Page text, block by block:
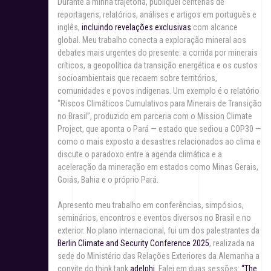
reportagens, relatórios, análises e artigos em português e
inglês, incluindo revelações exclusivas com alcance
global. Meu trabalho conecta a exploração mineral aos
debates mais urgentes do presente: a corrida por minerais
críticos, a geopolítica da transição energética e os custos
socioambientais que recaem sobre territórios,
comunidades e povos indígenas. Um exemplo é o relatório
“Riscos Climáticos Cumulativos para Minerais de Transição
no Brasil”, produzido em parceria com o Mission Climate
Project, que aponta o Pará — estado que sediou a COP30 —
como o mais exposto a desastres relacionados ao clima e
discute o paradoxo entre a agenda climática e a
aceleração da mineração em estados como Minas Gerais,
Goiás, Bahia e o próprio Pará.
Apresento meu trabalho em conferências, simpósios,
seminários, encontros e eventos diversos no Brasil e no
exterior. No plano internacional, fui um dos palestrantes da
Berlin Climate and Security Conference 2025, realizada na
sede do Ministério das Relações Exteriores da Alemanha a
convite do think tankadelphi . Falei em duas sessões: “The